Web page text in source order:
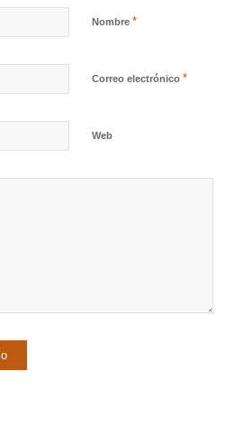
Nombre *
Correo electrónico *
Web